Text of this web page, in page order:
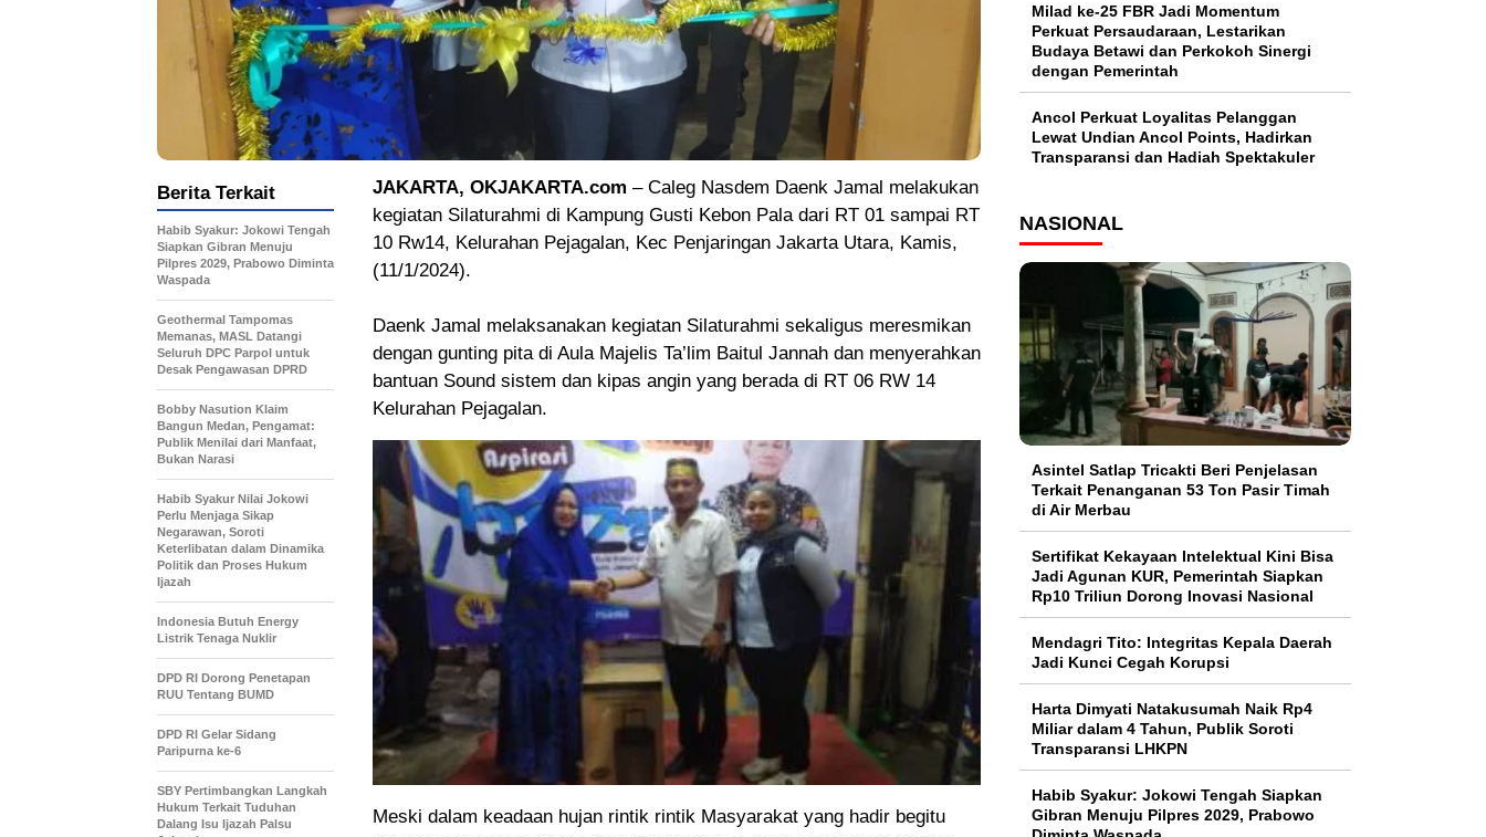
JAKARTA, OKJAKARTA.com – Caleg Nasdem Daenk Jamal melakukan
kegiatan Silaturahmi di Kampung Gusti Kebon Pala dari RT 01 sampai RT
10 Rw14, Kelurahan Pejagalan, Kec Penjaringan Jakarta Utara, Kamis,
(11/1/2024).
Daenk Jamal melaksanakan kegiatan Silaturahmi sekaligus meresmikan
dengan gunting pita di Aula Majelis Ta’lim Baitul Jannah dan menyerahkan
bantuan Sound sistem dan kipas angin yang berada di RT 06 RW 14
Kelurahan Pejagalan.
Meski dalam keadaan hujan rintik rintik Masyarakat yang hadir begitu
Berita Terkait
Habib Syakur: Jokowi Tengah
Siapkan Gibran Menuju
Pilpres 2029, Prabowo Diminta
Waspada
Geothermal Tampomas
Memanas, MASL Datangi
Seluruh DPC Parpol untuk
Desak Pengawasan DPRD
Bobby Nasution Klaim
Bangun Medan, Pengamat:
Publik Menilai dari Manfaat,
Bukan Narasi
Habib Syakur Nilai Jokowi
Perlu Menjaga Sikap
Negarawan, Soroti
Keterlibatan dalam Dinamika
Politik dan Proses Hukum
Ijazah
Indonesia Butuh Energy
Listrik Tenaga Nuklir
DPD RI Dorong Penetapan
RUU Tentang BUMD
DPD RI Gelar Sidang
Paripurna ke-6
SBY Pertimbangkan Langkah
Hukum Terkait Tuduhan
Dalang Isu Ijazah Palsu
Milad ke-25 FBR Jadi Momentum
Perkuat Persaudaraan, Lestarikan
Budaya Betawi dan Perkokoh Sinergi
dengan Pemerintah
Ancol Perkuat Loyalitas Pelanggan
Lewat Undian Ancol Points, Hadirkan
Transparansi dan Hadiah Spektakuler
NASIONAL
Asintel Satlap Tricakti Beri Penjelasan
Terkait Penanganan 53 Ton Pasir Timah
di Air Merbau
Sertifikat Kekayaan Intelektual Kini Bisa
Jadi Agunan KUR, Pemerintah Siapkan
Rp10 Triliun Dorong Inovasi Nasional
Mendagri Tito: Integritas Kepala Daerah
Jadi Kunci Cegah Korupsi
Harta Dimyati Natakusumah Naik Rp4
Miliar dalam 4 Tahun, Publik Soroti
Transparansi LHKPN
Habib Syakur: Jokowi Tengah Siapkan
Gibran Menuju Pilpres 2029, Prabowo